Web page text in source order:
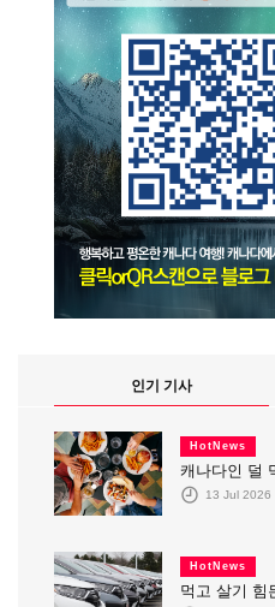
인기 기사
HotNews
캐나다인 덜
13 Jul 2026
HotNews
먹고 살기 힘